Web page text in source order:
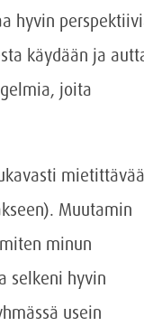
hyvin
käydään ja
joita
mietittävää
Muutamin
minun
selkeni hyvin
usein